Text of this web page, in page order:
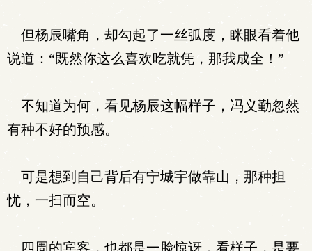
但杨辰嘴角，却勾起了一丝弧度，眯眼看着他
说道：“既然你这么喜欢吃就凭，那我成全！”
不知道为何，看见杨辰这幅样子，冯义勤忽然
有种不好的预感。
可是想到自己背后有宁城宇做靠山，那种担
忧，一扫而空。
四周的宾客，也都是一脸惊讶，看样子，是要